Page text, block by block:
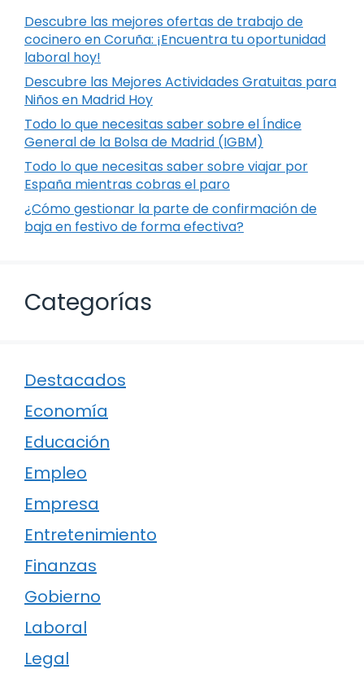
Descubre las mejores ofertas de trabajo de
cocinero en Coruña: ¡Encuentra tu oportunidad
laboral hoy!
Descubre las Mejores Actividades Gratuitas para
Niños en Madrid Hoy
Todo lo que necesitas saber sobre el Índice
General de la Bolsa de Madrid (IGBM)
Todo lo que necesitas saber sobre viajar por
España mientras cobras el paro
¿Cómo gestionar la parte de confirmación de
baja en festivo de forma efectiva?
Categorías
Destacados
Economía
Educación
Empleo
Empresa
Entretenimiento
Finanzas
Gobierno
Laboral
Legal